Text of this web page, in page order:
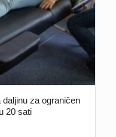
za ograničen
20 sati